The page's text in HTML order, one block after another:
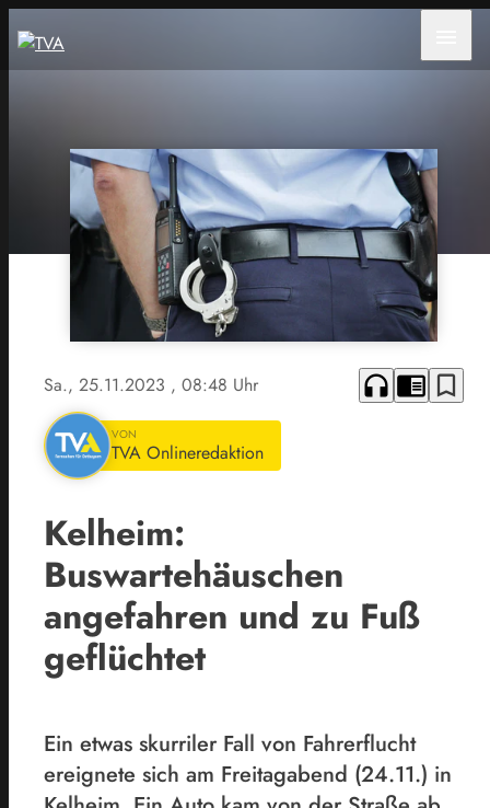
Sa., 25.11.2023 , 08:48 Uhr headphones chrome_reader_mode bookmark_border
VON
TVA Onlineredaktion
Kelheim:
Buswartehäuschen
angefahren und zu Fuß
geflüchtet
Ein etwas skurriler Fall von Fahrerflucht
ereignete sich am Freitagabend (24.11.) in